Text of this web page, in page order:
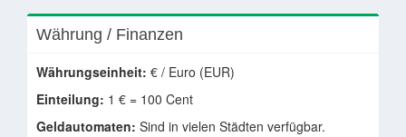
Währung / Finanzen
Währungseinheit: € / Euro (EUR)
Einteilung: 1 € = 100 Cent
Geldautomaten: Sind in vielen Städten verfügbar.